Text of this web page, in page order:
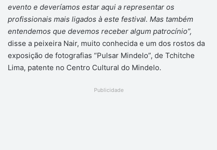
evento e deveríamos estar aqui a representar os
profissionais mais ligados à este festival. Mas também
entendemos que devemos receber algum patrocínio”,
disse a peixeira Nair, muito conhecida e um dos rostos da
exposição de fotografias “Pulsar Mindelo”, de Tchitche
Lima, patente no Centro Cultural do Mindelo.
Publicidade